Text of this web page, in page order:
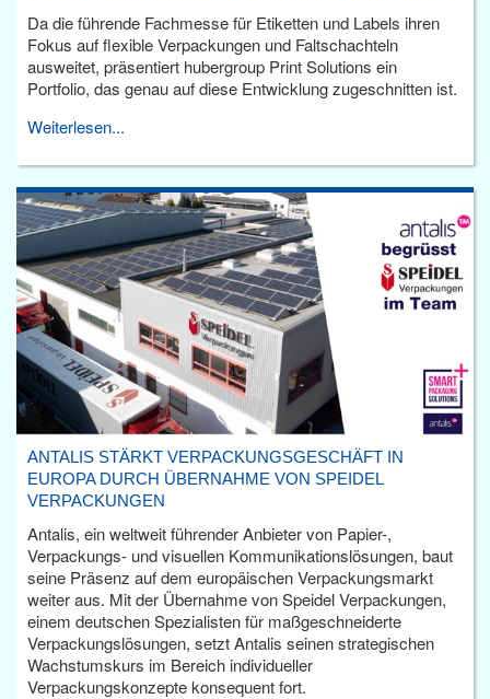
Da die führende Fachmesse für Etiketten und Labels ihren
Fokus auf flexible Verpackungen und Faltschachteln
ausweitet, präsentiert hubergroup Print Solutions ein
Portfolio, das genau auf diese Entwicklung zugeschnitten ist.
Weiterlesen...
ANTALIS STÄRKT VERPACKUNGSGESCHÄFT IN
EUROPA DURCH ÜBERNAHME VON SPEIDEL
VERPACKUNGEN
Antalis, ein weltweit führender Anbieter von Papier-,
Verpackungs- und visuellen Kommunikationslösungen, baut
seine Präsenz auf dem europäischen Verpackungsmarkt
weiter aus. Mit der Übernahme von Speidel Verpackungen,
einem deutschen Spezialisten für maßgeschneiderte
Verpackungslösungen, setzt Antalis seinen strategischen
Wachstumskurs im Bereich individueller
Verpackungskonzepte konsequent fort.